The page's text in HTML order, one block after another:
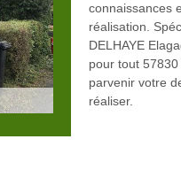
connaissances
réalisation.
DELHAYE
pour tout
parvenir votre
réaliser.